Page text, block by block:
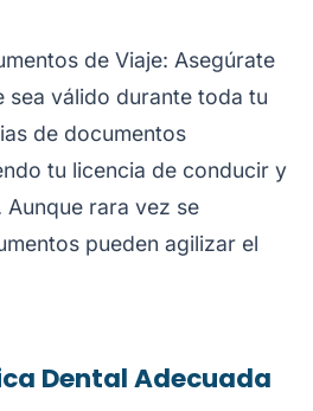
de Viaje: Asegúrate
sea válido durante toda tu
de documentos
tu licencia de conducir y
rara vez se
pueden agilizar el
Dental Adecuada